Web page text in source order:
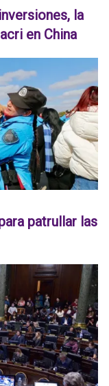
la
en China
patrullar las